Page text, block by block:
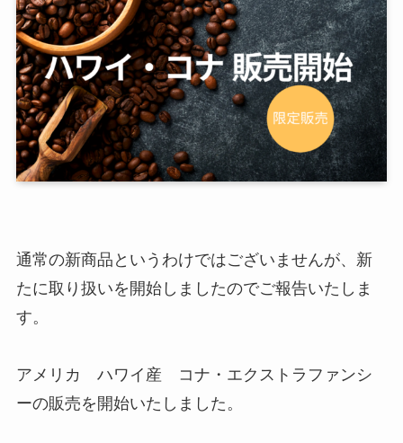
通常の新商品というわけではございませんが、新
たに取り扱いを開始しましたのでご報告いたしま
す。
アメリカ ハワイ産 コナ・エクストラファンシ
ーの販売を開始いたしました。